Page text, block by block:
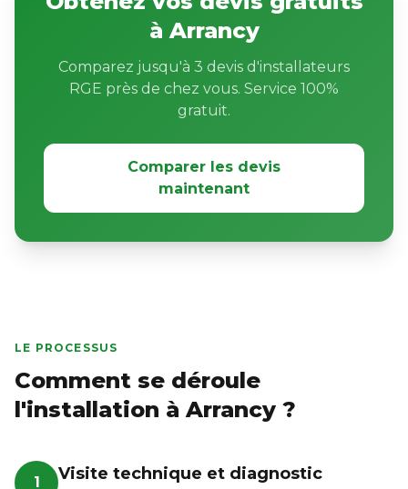
à Arrancy
Comparez jusqu'à 3 devis d'installateurs
RGE près de chez vous. Service 100%
gratuit.
Comparer les devis
maintenant
LE PROCESSUS
Comment se déroule
l'installation à Arrancy ?
1 Visite technique et diagnostic